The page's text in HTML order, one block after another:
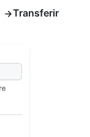
Transferir